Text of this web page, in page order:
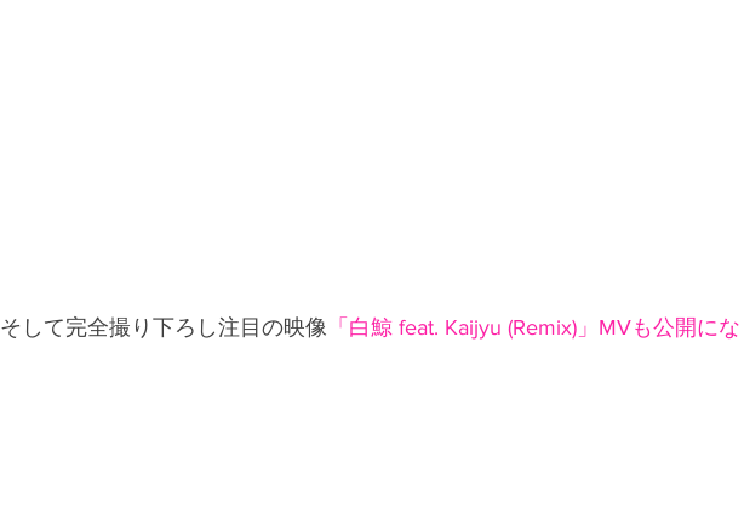
そして完全撮り下ろし注目の映像 「白鯨 feat. Kaijyu (Remix)」MVも公開に